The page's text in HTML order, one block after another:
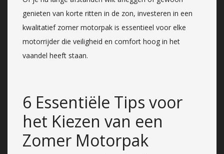
genieten van korte ritten in de zon, investeren in een
kwalitatief zomer motorpak is essentieel voor elke
motorrijder die veiligheid en comfort hoog in het
vaandel heeft staan.
6 Essentiële Tips voor
het Kiezen van een
Zomer Motorpak